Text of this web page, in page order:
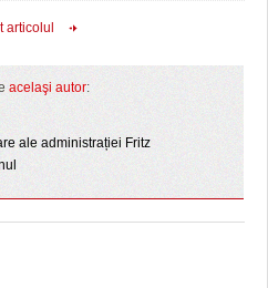
articolul
acelaşi autor:
ale administrației Fritz